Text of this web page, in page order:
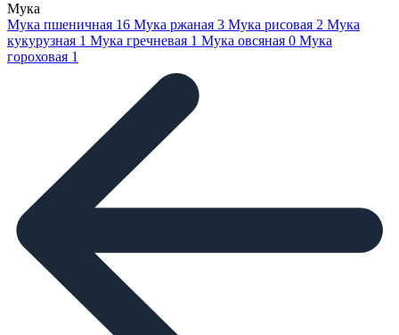
Мука
Мука пшеничная 16 Мука ржаная 3 Мука рисовая 2 Мука
кукурузная 1 Мука гречневая 1 Мука овсяная 0 Мука
гороховая 1